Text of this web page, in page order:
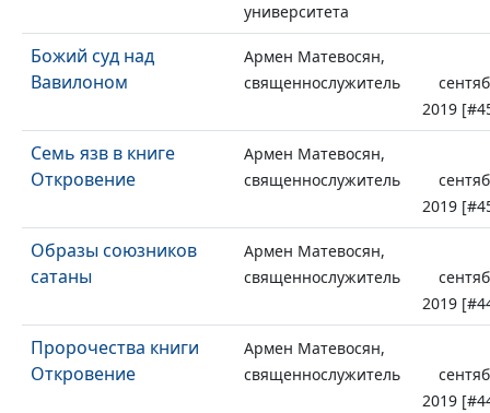
университета
Божий суд над
Вавилоном
Армен Матевосян,
священнослужитель
2019
Семь язв в книге
Откровение
Армен Матевосян,
священнослужитель
2019
Образы союзников
сатаны
Армен Матевосян,
священнослужитель
2019
Пророчества книги
Откровение
Армен Матевосян,
священнослужитель
2019